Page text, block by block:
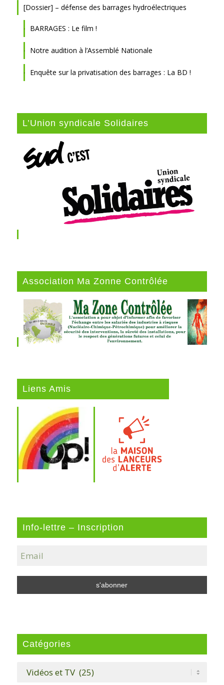
[Dossier] – défense des barrages hydroélectriques
BARRAGES : Le film !
Notre audition à l’Assemblé Nationale
Enquête sur la privatisation des barrages : La BD !
L’Union syndicale Solidaires
Association Ma Zonne Contrôlée
Liens Amis
Info-lettre – Inscription
Catégories
Catégories